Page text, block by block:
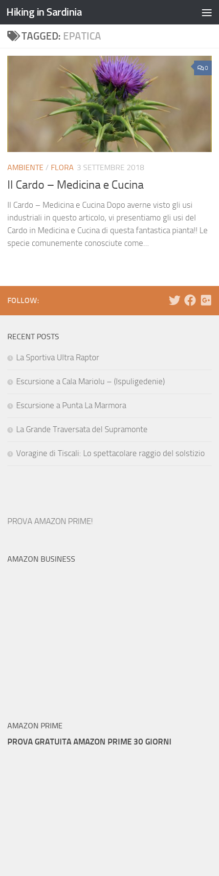
Hiking in Sardinia
TAGGED: EPATICA
0
AMBIENTE / FLORA 3 SETTEMBRE 2018
Il Cardo – Medicina e Cucina
Il Cardo – Medicina e Cucina Dopo averne visto gli usi
industriali in questo articolo, vi presentiamo gli usi del
Cardo in Medicina e Cucina di questa fantastica pianta!! Le
specie comunemente conosciute come...
FOLLOW:
RECENT POSTS
La Sportiva Ultra Raptor
Escursione a Cala Mariolu – (Ispuligedenie)
Escursione a Punta La Marmora
La Grande Traversata del Supramonte
Voragine di Tiscali: Lo spettacolare raggio del solstizio
PROVA AMAZON PRIME!
AMAZON BUSINESS
AMAZON PRIME
PROVA GRATUITA AMAZON PRIME 30 GIORNI